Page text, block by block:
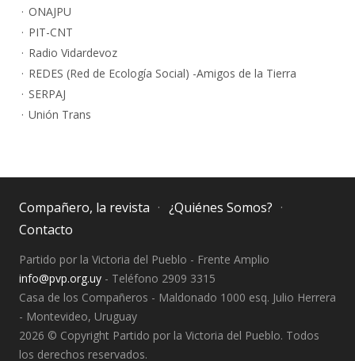
ONAJPU
PIT-CNT
Radio Vidardevoz
REDES (Red de Ecología Social) -Amigos de la Tierra
SERPAJ
Unión Trans
Compañero, la revista
¿Quiénes Somos?
Contacto
Partido por la Victoria del Pueblo - Frente Amplio
info@pvp.org.uy - Teléfono 2909 3315
Casa de los Compañeros - Maldonado 1000 esq. Julio Herrera
- Montevideo, Uruguay
2026 © Copyright Partido por la Victoria del Pueblo. Todos
los derechos reservados.